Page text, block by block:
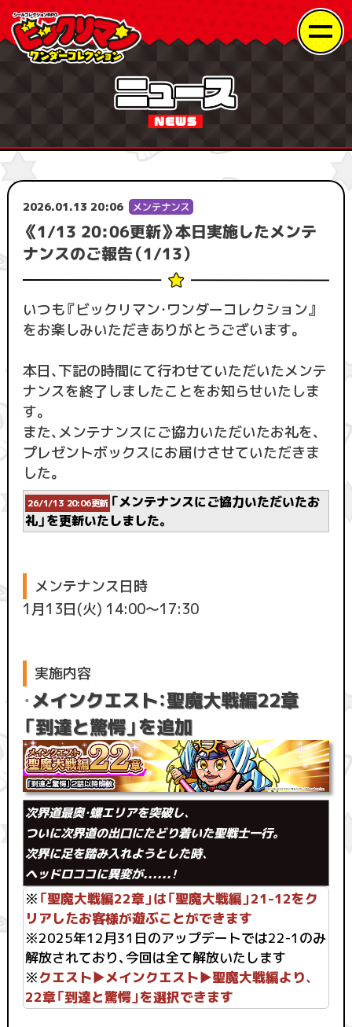
2026.01.13 20:06
《1/13 20:06更新》本日実施したメンテ
ナンスのご報告（1/13）
いつも『ビックリマン・ワンダーコレクション』
をお楽しみいただきありがとうございます。
本日、下記の時間にて行わせていただいたメンテ
ナンスを終了しましたことをお知らせいたしま
す。
また、メンテナンスにご協力いただいたお礼を、
プレゼントボックスにお届けさせていただきま
した。
26/1/13 20:06更新 「メンテナンスにご協力いただいたお
礼」を更新いたしました。
メンテナンス日時
1月13日(火) 14:00〜17:30
実施内容
・メインクエスト：聖魔大戦編22章
「到達と驚愕」を追加
次界道最奥・螺エリアを突破し、
ついに次界道の出口にたどり着いた聖戦士一行。
次界に足を踏み入れようとした時、
ヘッドロココに異変が......！
※ 「聖魔大戦編22章」は「聖魔大戦編」21-12をク
リアしたお客様が遊ぶことができます
※2025年12月31日のアップデートでは22-1のみ
解放されており、今回は全て解放いたします
※クエスト▶︎メインクエスト▶︎聖魔大戦編より、
22章「到達と驚愕」を選択できます